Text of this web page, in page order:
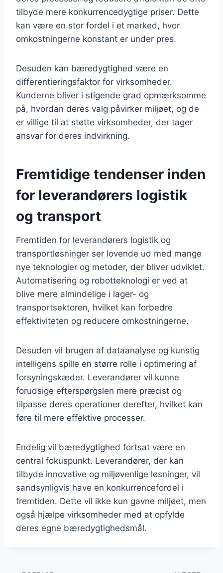
tilbyde mere konkurrencedygtige priser. Dette
kan være en stor fordel i et marked, hvor
omkostningerne konstant er under pres.
Desuden kan bæredygtighed være en
differentieringsfaktor for virksomheder.
Kunderne bliver i stigende grad opmærksomme
på, hvordan deres valg påvirker miljøet, og de
er villige til at støtte virksomheder, der tager
ansvar for deres indvirkning.
Fremtidige tendenser inden
for leverandørers logistik
og transport
Fremtiden for leverandørers logistik og
transportløsninger ser lovende ud med mange
nye teknologier og metoder, der bliver udviklet.
Automatisering og robotteknologi er ved at
blive mere almindelige i lager- og
transportsektoren, hvilket kan forbedre
effektiviteten og reducere omkostningerne.
Desuden vil brugen af dataanalyse og kunstig
intelligens spille en større rolle i optimering af
forsyningskæder. Leverandører vil kunne
forudsige efterspørgslen mere præcist og
tilpasse deres operationer derefter, hvilket kan
føre til mere effektive processer.
Endelig vil bæredygtighed fortsat være en
central fokuspunkt. Leverandører, der kan
tilbyde innovative og miljøvenlige løsninger, vil
sandsynligvis have en konkurrencefordel i
fremtiden. Dette vil ikke kun gavne miljøet, men
også hjælpe virksomheder med at opfylde
deres egne bæredygtighedsmål.